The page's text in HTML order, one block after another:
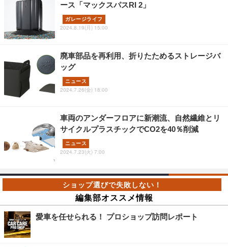
ース「マックスパスRI 2」
ガレージライフ
2024.8.19(月) 15:00
廃車部品を再利用、折りたためるストレージバ
ッグ
ニュース
2024.7.26(金) 18:00
車両のアンダーフロアに新潮流、自然繊維とリ
サイクルプラスチックでCO2を40％削減
ニュース
2024.7.23(火) 7:00
編集部オススメ情報
愛車を任せられる！ プロショップ訪問レポート